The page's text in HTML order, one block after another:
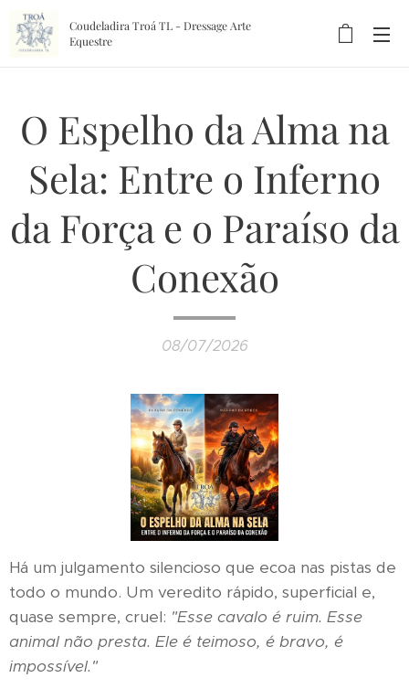
Coudeladira Troá TL - Dressage Arte
Equestre
O Espelho da Alma na
Sela: Entre o Inferno
da Força e o Paraíso da
Conexão
08/07/2026
Há um julgamento silencioso que ecoa nas pistas de
todo o mundo. Um veredito rápido, superficial e,
quase sempre, cruel: "Esse cavalo é ruim. Esse
animal não presta. Ele é teimoso, é bravo, é
impossível."